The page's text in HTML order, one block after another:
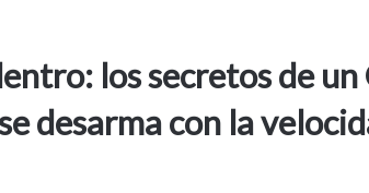
los secretos de un
desarma con la